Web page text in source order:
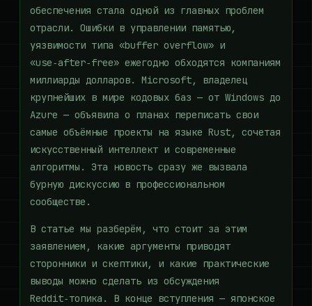
обеспечения стала одной из главных проблем
отрасли. Ошибки в управлении памятью,
уязвимости типа «buffer overflow» и
«use‑after‑free» ежегодно обходятся компаниям
миллиарды долларов. Microsoft, владелец
крупнейших в мире кодовых баз — от Windows до
Azure — объявила о планах переписать свои
самые объёмные проекты на языке Rust, сочетая
искусственный интеллект и современные
алгоритмы. Эта новость сразу же вызвала
бурную дискуссию в профессиональном
сообществе.
В статье мы разберём, что стоит за этим
заявлением, какие аргументы приводят
сторонники и скептики, и какие практические
выводы можно сделать из обсуждения
Reddit‑топика. В конце вступления — японское